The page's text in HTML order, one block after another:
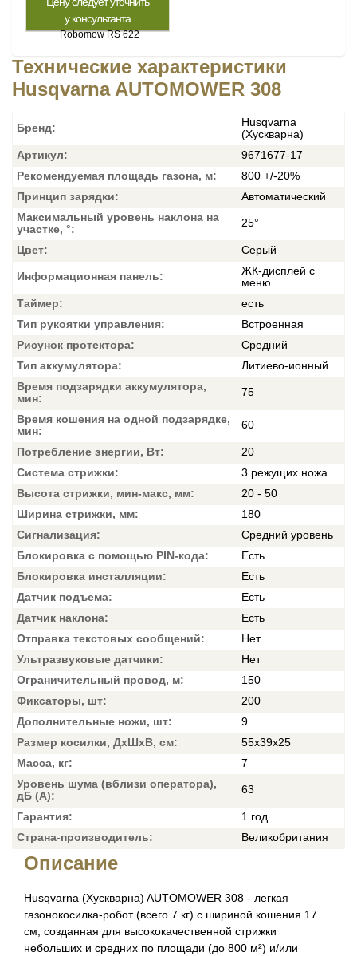
у консультанта
Технические характеристики
Husqvarna AUTOMOWER 308
Бренд:
Husqvarna
(Хускварна)
Артикул:
9671677-17
Рекомендуемая площадь газона, м:
800 +/-20%
Принцип зарядки:
Автоматический
Максимальный уровень наклона на
участке, °:
25°
Цвет: Серый
Информационная панель:
ЖК-дисплей с
меню
Таймер:
есть
Тип рукоятки управления:
Встроенная
Рисунок протектора:
Средний
Тип аккумулятора:
Литиево-ионный
Время подзарядки аккумулятора,
мин:
75
Время кошения на одной подзарядке,
мин:
60
Потребление энергии, Вт:
20
Система стрижки:
3 режущих ножа
Высота стрижки, мин-макс, мм:
20 - 50
Ширина стрижки, мм:
180
Сигнализация:
Средний уровень
Блокировка с помощью PIN-кода:
Есть
Блокировка инсталляции:
Есть
Датчик подъема:
Есть
Датчик наклона:
Есть
Отправка текстовых сообщений:
Нет
Ультразвуковые датчики:
Нет
Ограничительный провод, м:
150
Фиксаторы, шт:
200
Дополнительные ножи, шт:
9
Размер косилки, ДxШxВ, см:
55x39x25
Масса, кг:
7
Уровень шума (вблизи оператора),
дБ (A):
63
Гарантия:
1 год
Страна-производитель:
Великобритания
Описание
Husqvarna (Хускварна) AUTOMOWER 308 - легкая
газонокосилка-робот (всего 7 кг) с шириной кошения 17
см, созданная для высококачественной стрижки
небольших и средних по площади (до 800 м²) и/или